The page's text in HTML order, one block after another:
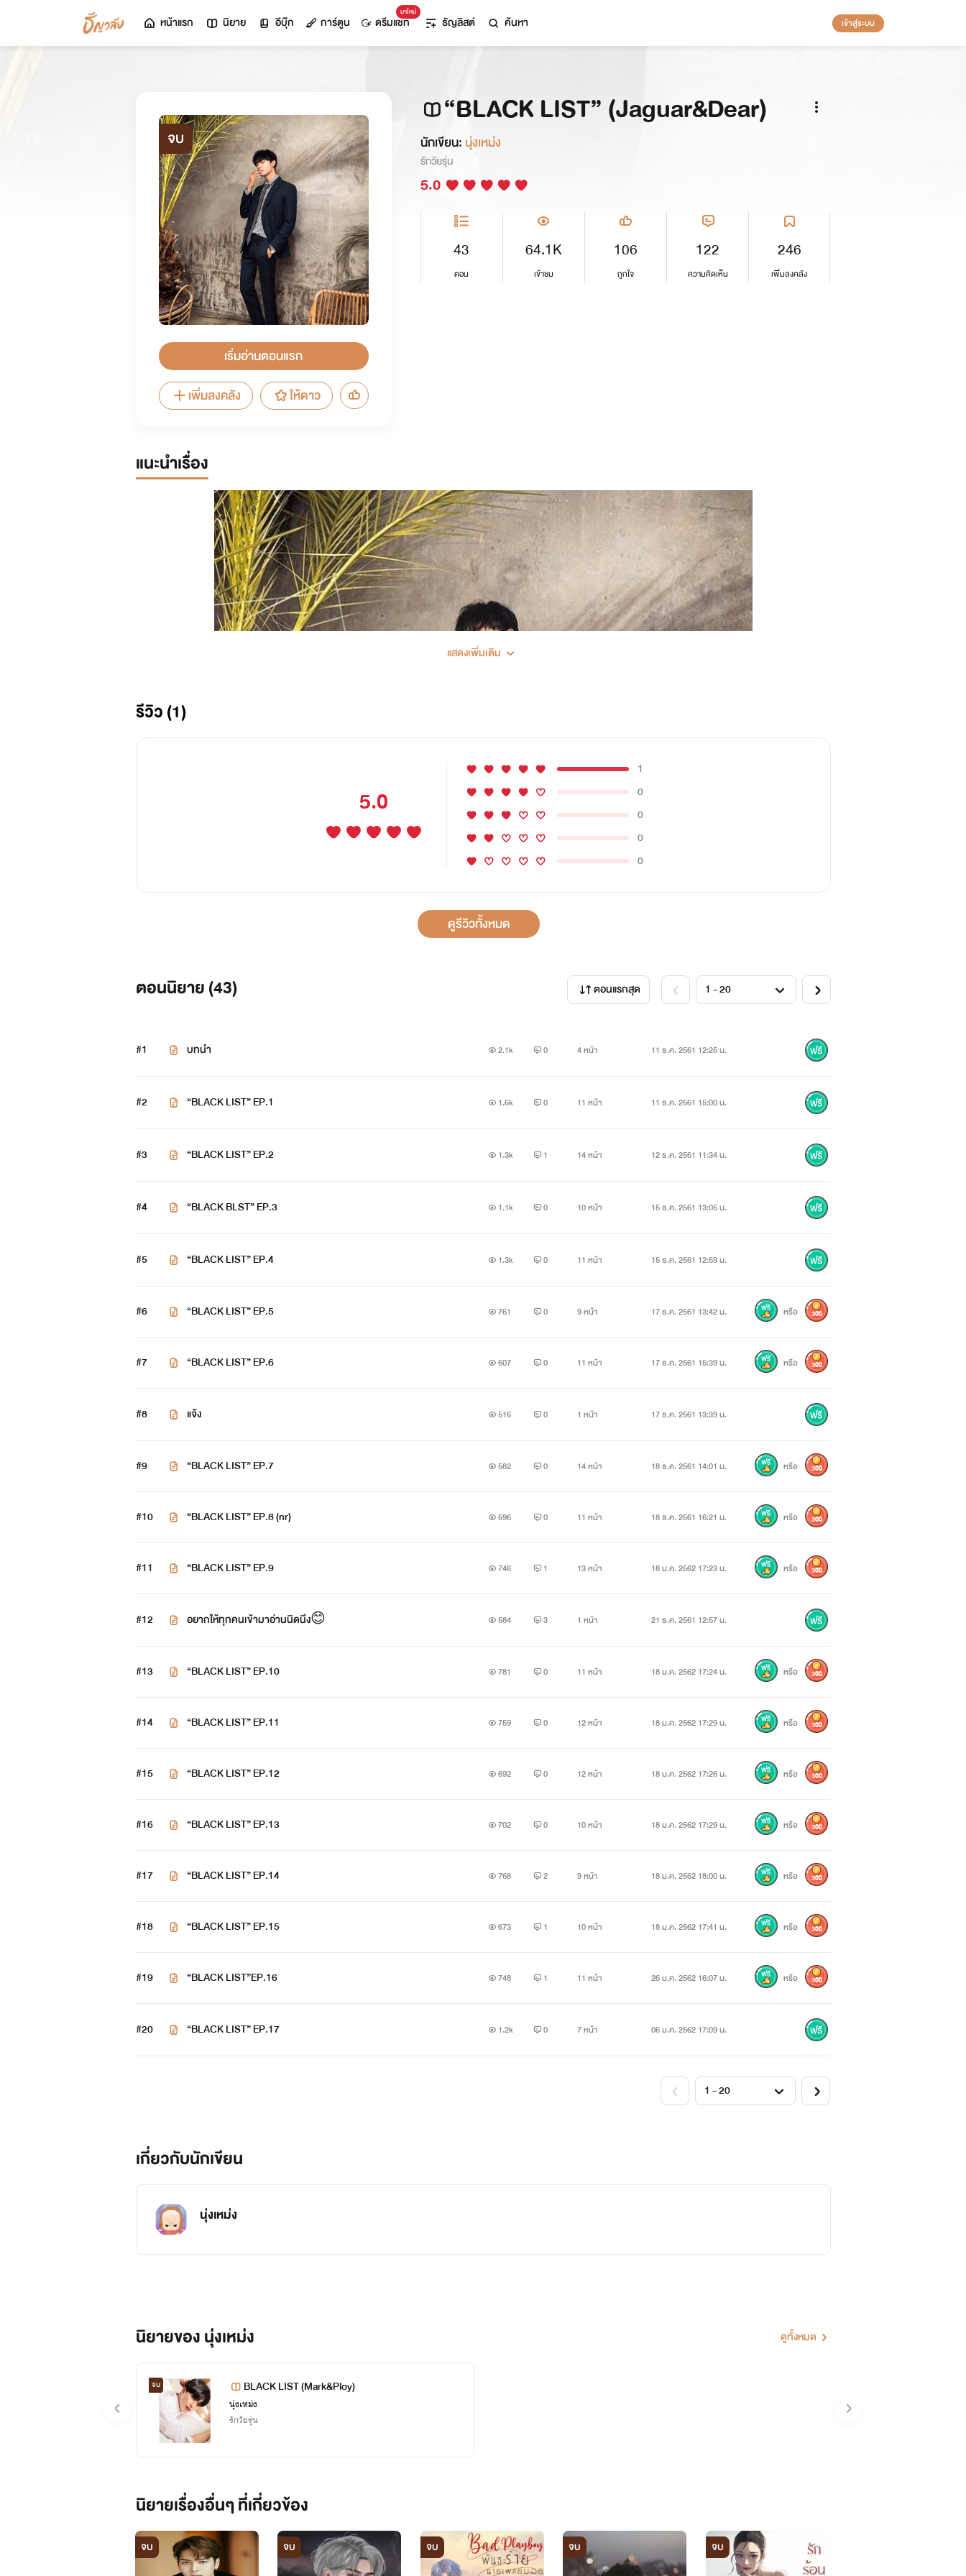
หน้าแรก นิยาย อีบุ๊ก การ์ตูน
มาใหม่
ดรีมแชท ธัญลิสต์ ค้นหา เข้าสู่ระบบ
จบ
เริ่มอ่านตอนแรก
เพิ่มลงคลัง
ให้ดาว
“BLACK LIST” (Jaguar&Dear)
นักเขียน: นุ่งเหม่ง
รักวัยรุ่น
5.0
43
ตอน
64.1K
เข้าชม
106
ถูกใจ
122
ความคิดเห็น
246
เพิ่มลงคลัง
แนะนำเรื่อง
จากัวร์( jaguar )
นิ่ง ขรึม เย็นชา นี้แหละเขา อย่ามายุ่งอย่ามายั่วโมโหกับเขาหละ เพราะไม่ว่าใครหน้าไหนเขาจะช่วยส่งมันไปนรกเร็วๆเอง หึ!!
“เตือนไว้ก่อนว่าอย่ามายุ่งกับเขา เพราะวันไหนที่เขาไม่สนว่าเธอเป็นน้องเพื่อน ก็อย่าคิดจะมาเรียกร้องอะไรจากคนอย่างเขา”
￼
อายุ 22 ปี คณะบริหารธุรกิจ ปี 3 ลูกสาวเจ้าของห้างและโรงแรมดัง เปิดกิจการทั้งในและนอกประเทศ และน้องสาวของเฮียดราฟ
#ขอสงวนสิทธิ์ตาม พรบ พ.ศ. 2557 ห้ามดัดแปลงหรือคัดลอกเนื้อหาภายในเรื่องไปเผยแพร่หากยังไม่ได้รับอนุญาต
บุคคลในภาพไม่มีความเกี่ยวข้องใดๆทั้งสิ้นกับเนื้อหาภายในเรื่องเป็นเพียงการจินตนาการนำมาประกอบให้เกิดอรรถรสในการอ่านเท่านั้น
ปล.ฝากติดตามนิยายเรื่องแรกของไรด์ด้วยนะคะ จะพยายามแต่งสุดความสามารถค่ะ🙏🏻
ผิดพลาดตรงไหนตักเตือนกันได้นะ ฝากเนื้อฝากตัวด้วยนะ😍
แสดงเพิ่มเติม
รีวิว (1)
5.0
1
0
0
0
0
ดูรีวิวทั้งหมด
ตอนนิยาย (43) ตอนแรกสุด
#1 บทนำ 2.1k 0 4 หน้า 11 ธ.ค. 2561 12:25 น.
#2 “BLACK LIST” EP.1 1.6k 0 11 หน้า 11 ธ.ค. 2561 15:00 น.
#3 “BLACK LIST” EP.2 1.3k 1 14 หน้า 12 ธ.ค. 2561 11:34 น.
#4 “BLACK BLST” EP.3 1.1k 0 10 หน้า 15 ธ.ค. 2561 13:05 น.
#5 “BLACK LIST” EP.4 1.3k 0 11 หน้า 15 ธ.ค. 2561 12:59 น.
#6 “BLACK LIST” EP.5 761 0 9 หน้า 17 ธ.ค. 2561 13:42 น. หรือ 300
#7 “BLACK LIST” EP.6 607 0 11 หน้า 17 ธ.ค. 2561 15:39 น. หรือ 300
#8 แจ้ง 516 0 1 หน้า 17 ธ.ค. 2561 13:39 น.
#9 “BLACK LIST” EP.7 582 0 14 หน้า 18 ธ.ค. 2561 14:01 น. หรือ 300
#10 “BLACK LIST” EP.8 (nr) 596 0 11 หน้า 18 ธ.ค. 2561 16:21 น. หรือ 300
#11 “BLACK LIST” EP.9 746 1 13 หน้า 18 ม.ค. 2562 17:23 น. หรือ 300
#12 อยากให้ทุกคนเข้ามาอ่านนิดนึง😊 584 3 1 หน้า 21 ธ.ค. 2561 12:57 น.
#13 “BLACK LIST” EP.10 781 0 11 หน้า 18 ม.ค. 2562 17:24 น. หรือ 300
#14 “BLACK LIST” EP.11 759 0 12 หน้า 18 ม.ค. 2562 17:29 น. หรือ 300
#15 “BLACK LIST” EP.12 692 0 12 หน้า 18 ม.ค. 2562 17:26 น. หรือ 300
#16 “BLACK LIST” EP.13 702 0 10 หน้า 18 ม.ค. 2562 17:29 น. หรือ 300
#17 “BLACK LIST” EP.14 768 2 9 หน้า 18 ม.ค. 2562 18:00 น. หรือ 300
#18 “BLACK LIST” EP.15 673 1 10 หน้า 18 ม.ค. 2562 17:41 น. หรือ 300
#19 “BLACK LIST”EP.16 748 1 11 หน้า 26 ม.ค. 2562 16:07 น. หรือ 300
#20 “BLACK LIST” EP.17 1.2k 0 7 หน้า 06 ม.ค. 2562 17:09 น.
เกี่ยวกับนักเขียน
นุ่งเหม่ง
นิยายของ นุ่งเหม่ง ดูทั้งหมด
จบ BLACK LIST (Mark&Ploy)
นุ่งเหม่ง
รักวัยรุ่น
นิยายเรื่องอื่นๆ ที่เกี่ยวข้อง
จบ จบ จบ จบ จบ